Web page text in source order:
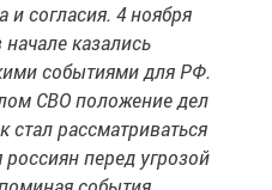
и согласия. 4 ноября
казались
событиями для РФ.
СВО положение дел
стал рассматриваться
россиян перед угрозой